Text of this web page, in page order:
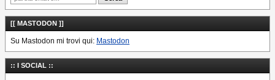
[[ MASTODON ]]
Su Mastodon mi trovi qui: Mastodon
:: I SOCIAL ::